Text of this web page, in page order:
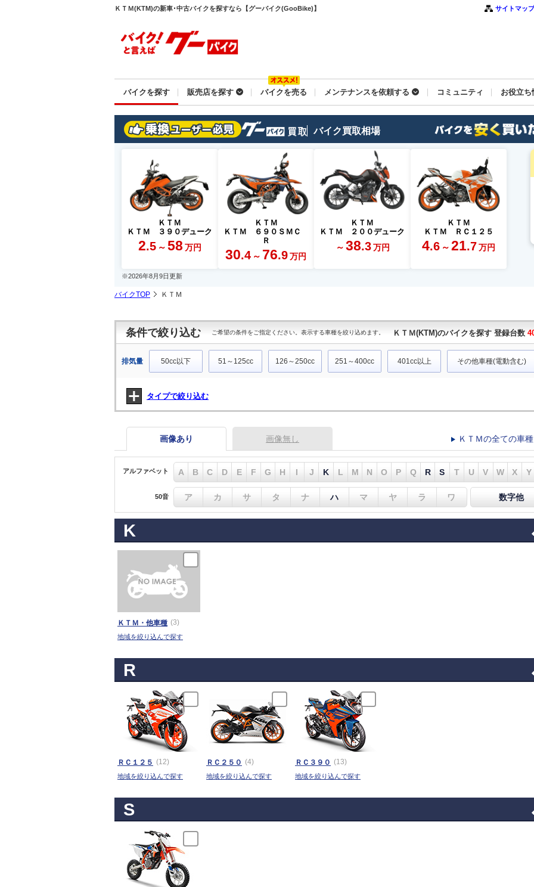
ＫＴＭ(KTM)の新車･中古バイクを探すなら【グーバイク(GooBike)】 サイトマップ
バイクを探す 販売店を探す バイクを売る メンテナンスを依頼する コミュニティ お役立ち
バイク買取相場
ＫＴＭ
ＫＴＭ ３９０デューク
2.5 ～ 58 万円
ＫＴＭ
ＫＴＭ ６９０ＳＭＣ
Ｒ
30.4 ～ 76.9 万円
ＫＴＭ
ＫＴＭ ２００デューク
～ 38.3 万円
ＫＴＭ
ＫＴＭ ＲＣ１２５
4.6 ～ 21.7 万円
※2026年8月9日更新
バイクTOP ＫＴＭ
条件で絞り込む ご希望の条件をご指定ください。表示する車種を絞り込めます。 ＫＴＭ(KTM)のバイクを探す 登録台数
排気量 50cc以下 51～125cc 126～250cc 251～400cc 401cc以上 その他車種(電動含む)
タイプで絞り込む
画像あり 画像無し ＫＴＭの全ての車
アルファベット A B C D E F G H I J K L M N O P Q R S T U V W X Y
50音 ア カ サ タ ナ ハ マ ヤ ラ ワ 数字他
K
ＫＴＭ・他車種 (3)
地域を絞り込んで探す
R
ＲＣ１２５ (12)
地域を絞り込んで探す
ＲＣ２５０ (4)
地域を絞り込んで探す
ＲＣ３９０ (13)
地域を絞り込んで探す
S